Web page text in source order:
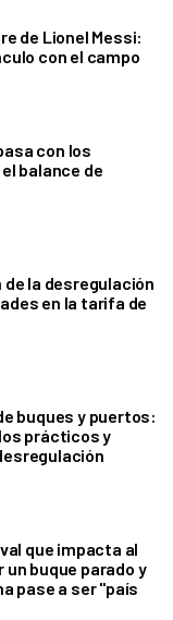
de Lionel Messi:
con el campo
con los
balance de
la desregulación
en la tarifa de
buques y puertos:
prácticos y
que impacta al
buque parado y
pase a ser "país